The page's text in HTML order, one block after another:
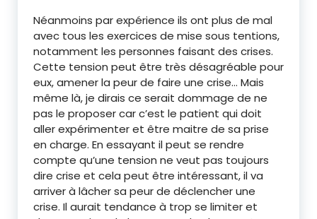
Néanmoins par expérience ils ont plus de mal
avec tous les exercices de mise sous tentions,
notamment les personnes faisant des crises.
Cette tension peut être très désagréable pour
eux, amener la peur de faire une crise… Mais
même là, je dirais ce serait dommage de ne
pas le proposer car c’est le patient qui doit
aller expérimenter et être maitre de sa prise
en charge. En essayant il peut se rendre
compte qu’une tension ne veut pas toujours
dire crise et cela peut être intéressant, il va
arriver à lâcher sa peur de déclencher une
crise. Il aurait tendance à trop se limiter et